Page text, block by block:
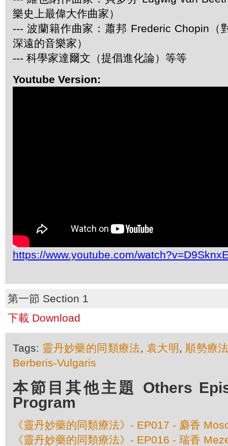
樂史上最偉大作曲家）
--- 波蘭籍作曲家：蕭邦 Frederic Chopin（
深遠的音樂家）
--- 科學家達爾文（提倡進化論）等等
Youtube Version:
https://www.youtube.com/
第一節 Section 1
下載 Download
Tags: 靈丹妙藥的同類療法, 袁大明 , 順勢療
Berberis-Vulgaris
本節目其他主題 Others
Program
《靈丹妙藥的同類療法》- EP017 - 麝香
《靈丹妙藥的同類療法》- EP016 - 瑞香